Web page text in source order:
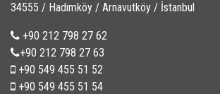
34555 / Hadımköy / Arnavutköy / İstanbul
+90 212 798 27 62
+90 212 798 27 63
+90 549 455 51 52
+90 549 455 51 54